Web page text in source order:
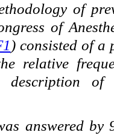
of
of
) consisted of
relative
description
answered